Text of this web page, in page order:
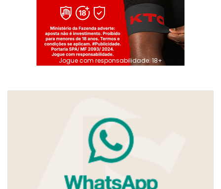
Jogue com responsabilidade. 18+